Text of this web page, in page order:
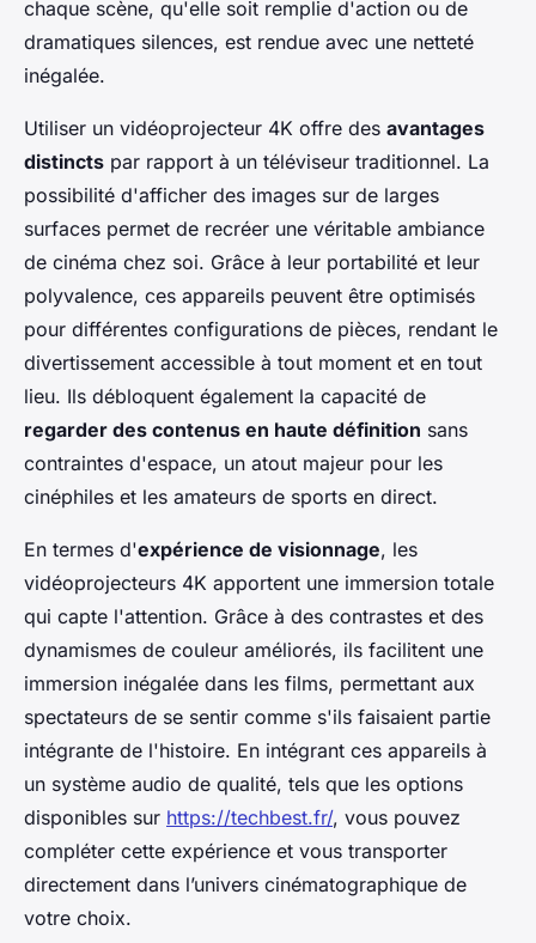
chaque scène, qu'elle soit remplie d'action ou de
dramatiques silences, est rendue avec une netteté
inégalée.
Utiliser un vidéoprojecteur 4K offre des avantages
distincts par rapport à un téléviseur traditionnel. La
possibilité d'afficher des images sur de larges
surfaces permet de recréer une véritable ambiance
de cinéma chez soi. Grâce à leur portabilité et leur
polyvalence, ces appareils peuvent être optimisés
pour différentes configurations de pièces, rendant le
divertissement accessible à tout moment et en tout
lieu. Ils débloquent également la capacité de
regarder des contenus en haute définition sans
contraintes d'espace, un atout majeur pour les
cinéphiles et les amateurs de sports en direct.
En termes d'expérience de visionnage, les
vidéoprojecteurs 4K apportent une immersion totale
qui capte l'attention. Grâce à des contrastes et des
dynamismes de couleur améliorés, ils facilitent une
immersion inégalée dans les films, permettant aux
spectateurs de se sentir comme s'ils faisaient partie
intégrante de l'histoire. En intégrant ces appareils à
un système audio de qualité, tels que les options
disponibles sur https://techbest.fr/, vous pouvez
compléter cette expérience et vous transporter
directement dans l’univers cinématographique de
votre choix.